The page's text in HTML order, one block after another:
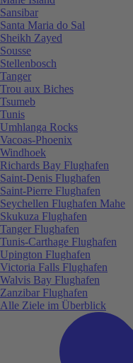
Sansibar
Santa Maria do Sal
Sheikh Zayed
Sousse
Stellenbosch
Tanger
Trou aux Biches
Tsumeb
Tunis
Umhlanga Rocks
Vacoas-Phoenix
Windhoek
Richards Bay Flughafen
Saint-Denis Flughafen
Saint-Pierre Flughafen
Seychellen Flughafen Mahe
Skukuza Flughafen
Tanger Flughafen
Tunis-Carthage Flughafen
Upington Flughafen
Victoria Falls Flughafen
Walvis Bay Flughafen
Zanzibar Flughafen
Alle Ziele im Überblick